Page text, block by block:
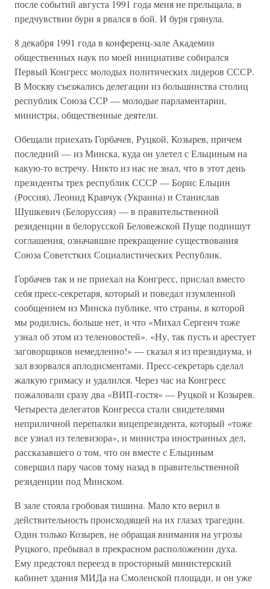
после событий августа 1991 года меня не прельщала, в
предчувствии бури я рвался в бой. И буря грянула.
8 декабря 1991 года в конференц-зале Академии
общественных наук по моей инициативе собирался
Первый Конгресс молодых политических лидеров СССР.
В Москву съезжались делегации из большинства столиц
республик Союза ССР — молодые парламентарии,
министры, общественные деятели.
Обещали приехать Горбачев, Руцкой, Козырев, причем
последний — из Минска, куда он улетел с Ельциным на
какую-то встречу. Никто из нас не знал, что в этот день
президенты трех республик СССР — Борис Ельцин
(Россия), Леонид Кравчук (Украина) и Станислав
Шушкевич (Белоруссия) — в правительственной
резиденции в белорусской Беловежской Пуще подпишут
соглашения, означавшие прекращение существования
Союза Советстких Социалистических Республик.
Горбачев так и не приехал на Конгресс, прислал вместо
себя пресс-секретаря, который и поведал изумленной
сообщением из Минска публике, что страны, в которой
мы родились, больше нет, и что «Михал Сергеич тоже
узнал об этом из теленовостей». «Ну, так пусть и арестует
заговорщиков немедленно!» — сказал я из президиума, и
зал взорвался аплодисментами. Пресс-секретарь сделал
жалкую гримасу и удалился. Через час на Конгресс
пожаловали сразу два «ВИП-гостя» — Руцкой и Козырев.
Четыреста делегатов Конгресса стали свидетелями
неприличной перепалки вицепрезидента, который «тоже
все узнал из телевизора», и министра иностранных дел,
рассказавшего о том, что он вместе с Ельциным
совершил пару часов тому назад в правительственной
резиденции под Минском.
В зале стояла гробовая тишина. Мало кто верил в
действительность происходящей на их глазах трагедии.
Один только Козырев, не обращая внимания на угрозы
Руцкого, пребывал в прекрасном расположении духа.
Ему предстоял переезд в просторный министерский
кабинет здания МИДа на Смоленской площади, и он уже